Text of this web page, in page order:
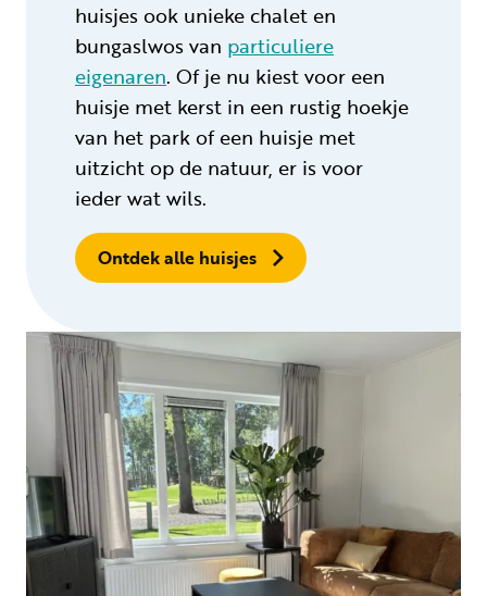
huisjes ook unieke chalet en
bungaslwos van particuliere
eigenaren. Of je nu kiest voor een
huisje met kerst in een rustig hoekje
van het park of een huisje met
uitzicht op de natuur, er is voor
ieder wat wils.
Ontdek alle huisjes